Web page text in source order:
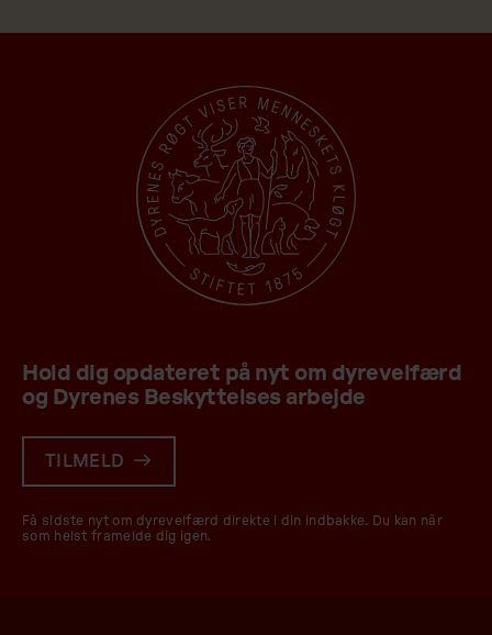
Hold dig opdateret på nyt om dyrevelfærd
og Dyrenes Beskyttelses arbejde
TILMELD
Få sidste nyt om dyrevelfærd direkte i din indbakke. Du kan når
som helst framelde dig igen.